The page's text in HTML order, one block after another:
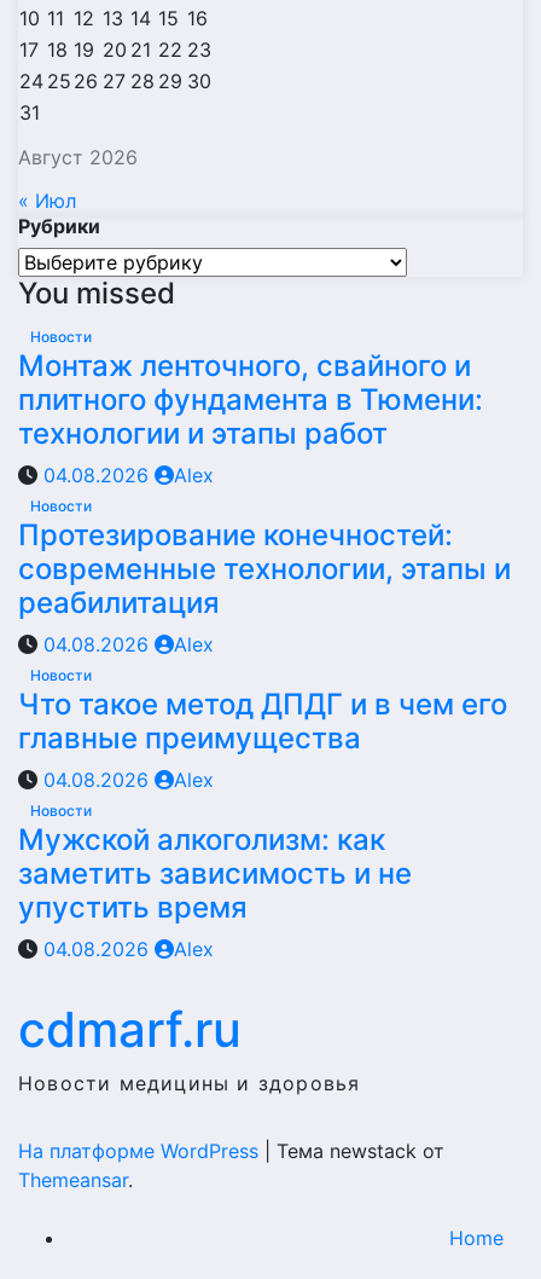
Август 2026
10 11 12 13 14 15 16
17 18 19 20 21 22 23
24 25 26 27 28 29 30
31
« Июл
Рубрики
Рубрики
You missed
Новости
Монтаж ленточного, свайного и
плитного фундамента в Тюмени:
технологии и этапы работ
04.08.2026 Alex
Новости
Протезирование конечностей:
современные технологии, этапы и
реабилитация
04.08.2026 Alex
Новости
Что такое метод ДПДГ и в чем его
главные преимущества
04.08.2026 Alex
Новости
Мужской алкоголизм: как
заметить зависимость и не
упустить время
04.08.2026 Alex
cdmarf.ru
Новости медицины и здоровья
На платформе WordPress
Тема newstack от
Themeansar.
Home